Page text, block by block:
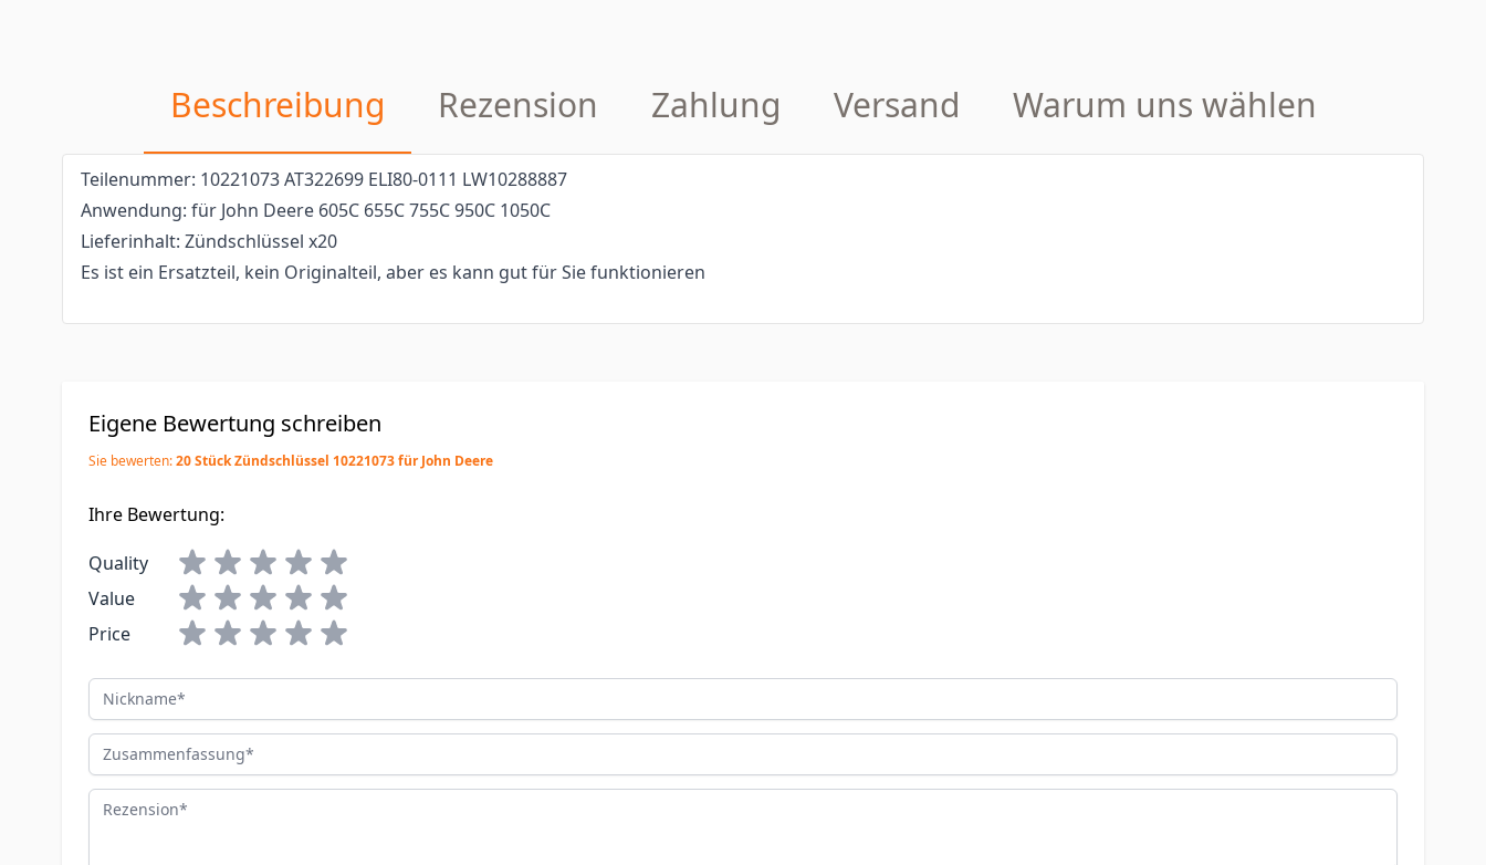
Beschreibung Rezension Zahlung Versand Warum uns wählen
Teilenummer: 10221073 AT322699 ELI80-0111 LW10288887
Anwendung: für John Deere 605C 655C 755C 950C 1050C
Lieferinhalt: Zündschlüssel x20
Es ist ein Ersatzteil, kein Originalteil, aber es kann gut für Sie funktionieren
Eigene Bewertung schreiben
Sie bewerten:20 Stück Zündschlüssel 10221073 für John Deere
Ihre Bewertung:
Quality
Value
Price
Nickname
Zusammenfassung
Rezension